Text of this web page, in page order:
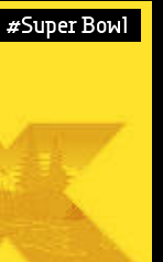
#Super Bowl